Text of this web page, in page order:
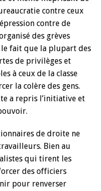
contre ceux
contre de
des grèves
le fait que la plupart des
de privilèges et
à ceux de la classe
la colère des gens.
a repris l’initiative et
de droite ne
Bien au
qui tirent les
des officiers
pour renverser